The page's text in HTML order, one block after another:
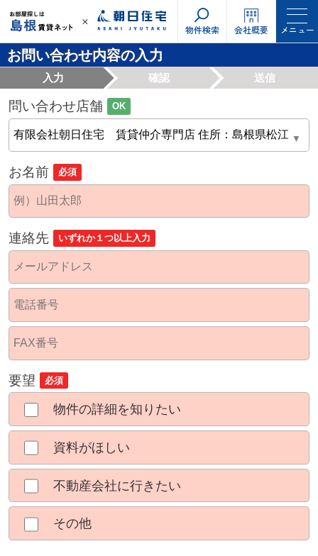
物件検索 会社概要 メニュー
お問い合わせ内容の入力
入力 確認 送信
問い合わせ店舗 OK
お名前 必須
連絡先 いずれか１つ以上入力
要望 必須
物件の詳細を知りたい
資料がほしい
不動産会社に行きたい
その他